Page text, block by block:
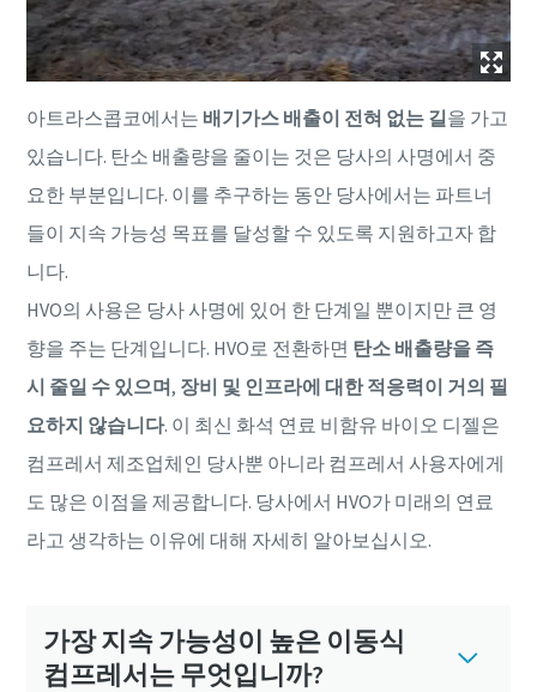
V39 컴프레서를 구매하시면 프로모션 혜택을 제공합니다.
맞춤형 솔루션으로 비즈니스를 최적화해보세요.
더 보기
아트라스콥코에서는 배기가스 배출이 전혀 없는 길을 가고
있습니다. 탄소 배출량을 줄이는 것은 당사의 사명에서 중
요한 부분입니다. 이를 추구하는 동안 당사에서는 파트너
들이 지속 가능성 목표를 달성할 수 있도록 지원하고자 합
니다.
HVO의 사용은 당사 사명에 있어 한 단계일 뿐이지만 큰 영
향을 주는 단계입니다. HVO로 전환하면 탄소 배출량을 즉
시 줄일 수 있으며, 장비 및 인프라에 대한 적응력이 거의 필
요하지 않습니다. 이 최신 화석 연료 비함유 바이오 디젤은
컴프레서 제조업체인 당사뿐 아니라 컴프레서 사용자에게
도 많은 이점을 제공합니다. 당사에서 HVO가 미래의 연료
라고 생각하는 이유에 대해 자세히 알아보십시오.
가장 지속 가능성이 높은 이동식
컴프레서는 무엇입니까?